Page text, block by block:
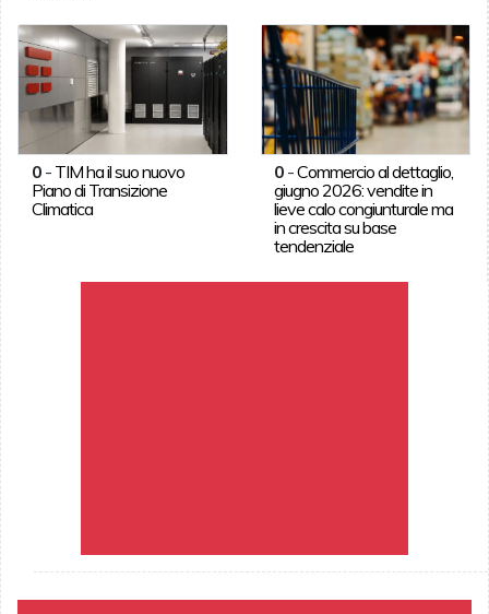
0- TIM ha il suo nuovo
Piano di Transizione
Climatica
0 -Commercio al dettaglio,
giugno 2026: vendite in
lieve calo congiunturale ma
in crescita su base
tendenziale